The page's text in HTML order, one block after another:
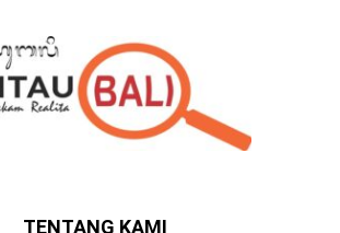
TENTANG KAMI